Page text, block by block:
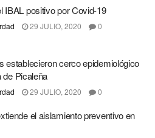
IBAL positivo por Covid-19
29 JULIO, 2020 0
establecieron cerco epidemiológico
de Picaleña
29 JULIO, 2020 0
el aislamiento preventivo en